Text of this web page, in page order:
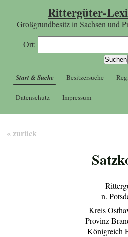
Rittergüter-
Großgrundbesitz in Sachsen und
Ort:
Start & Suche Besitzersuche
Datenschutz Impressum
« zurück
n.
Kreis
Provinz
Königreich